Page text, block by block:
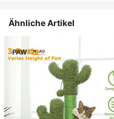
Ähnliche Artikel